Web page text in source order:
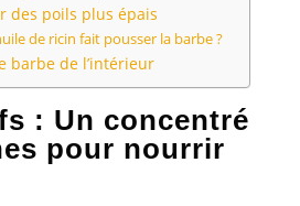
des poils plus épais
de ricin fait pousser la barbe ?
barbe de l’intérieur
: Un concentré
pour nourrir